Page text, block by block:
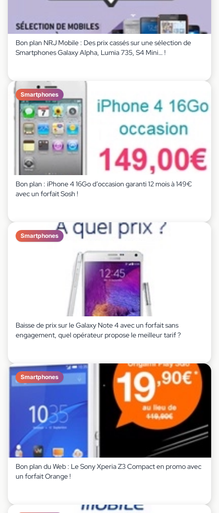
Bon plan NRJ Mobile : Des prix cassés sur une sélection de
Smartphones Galaxy Alpha, Lumia 735, S4 Mini… !
Smartphones
Bon plan : iPhone 4 16Go d’occasion garanti 12 mois à 149€
avec un forfait Sosh !
Smartphones
Baisse de prix sur le Galaxy Note 4 avec un forfait sans
engagement, quel opérateur propose le meilleur tarif ?
Smartphones
Bon plan du Web : Le Sony Xperia Z3 Compact en promo avec
un forfait Orange !